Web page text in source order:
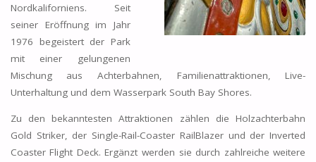
Nordkaliforniens. Seit
seiner Eröffnung im Jahr
1976 begeistert der Park
mit einer gelungenen
Mischung aus Achterbahnen, Familienattraktionen, Live-
Unterhaltung und dem Wasserpark South Bay Shores.
Zu den bekanntesten Attraktionen zählen die Holzachterbahn
Gold Striker, der Single-Rail-Coaster RailBlazer und der Inverted
Coaster Flight Deck. Ergänzt werden sie durch zahlreiche weitere